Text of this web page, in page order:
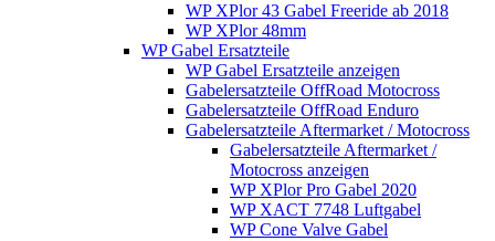
WP XPlor 43 Gabel Freeride ab 2018
WP XPlor 48mm
WP Gabel Ersatzteile
WP Gabel Ersatzteile anzeigen
Gabelersatzteile OffRoad Motocross
Gabelersatzteile OffRoad Enduro
Gabelersatzteile Aftermarket / Motocross
Gabelersatzteile Aftermarket /
Motocross anzeigen
WP XPlor Pro Gabel 2020
WP XACT 7748 Luftgabel
WP Cone Valve Gabel